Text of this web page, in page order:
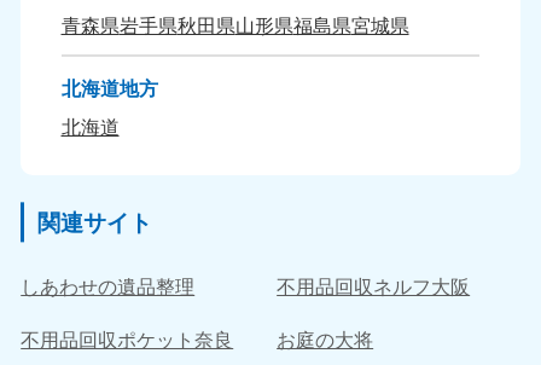
青森県岩手県秋田県山形県福島県宮城県
北海道地方
北海道
関連サイト
しあわせの遺品整理 不用品回収ネルフ大阪
不用品回収ポケット奈良 お庭の大将